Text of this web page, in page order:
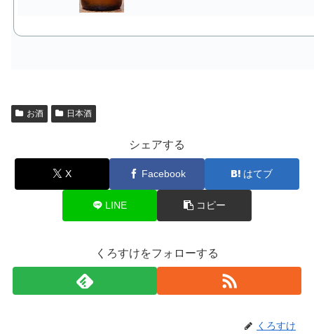
お酒 日本酒
シェアする
X Facebook はてブ
LINE コピー
くろすけをフォローする
くろすけ